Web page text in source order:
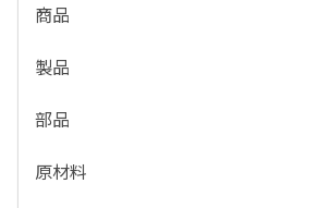
商品
製品
部品
原材料